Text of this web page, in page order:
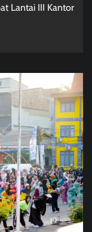
Lantai III Kantor